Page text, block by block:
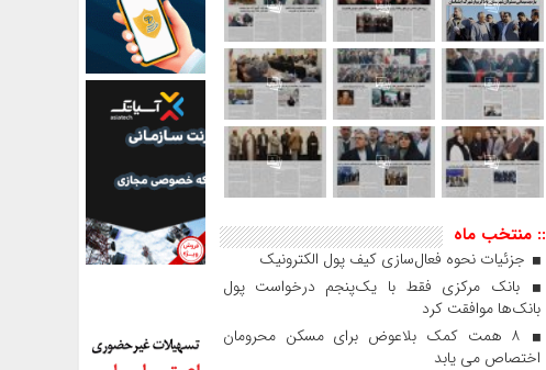
:: منتخب ماه
جزئیات نحوه فعال‌سازی کیف پول الکترونیک
بانک مرکزی فقط با یک‌‎پنجم درخواست پول
بانک‌ها موافقت کرد
۸ همت کمک بلاعوض برای مسکن محرومان
اختصاص می یابد